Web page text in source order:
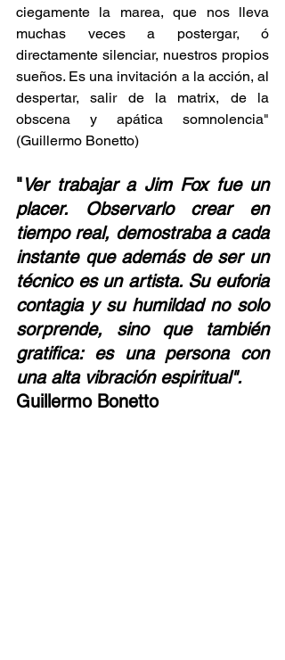
ciegamente la marea, que nos lleva
muchas veces a postergar, ó
directamente silenciar, nuestros propios
sueños. Es una invitación a la acción, al
despertar, salir de la matrix, de la
obscena y apática somnolencia"
(Guillermo Bonetto)
"Ver trabajar a Jim Fox fue un
placer. Observarlo crear en
tiempo real, demostraba a cada
instante que además de ser un
técnico es un artista. Su euforia
contagia y su humildad no solo
sorprende, sino que también
gratifica: es una persona con
una alta vibración espiritual".
Guillermo Bonetto